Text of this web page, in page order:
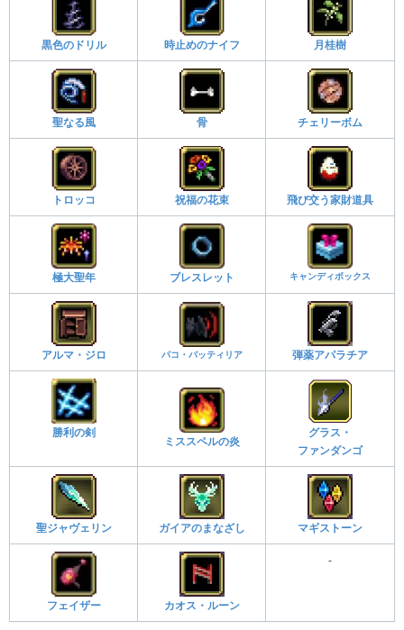
黒色のドリル 時止めのナイフ 月桂樹
聖なる風 骨 チェリーボム
トロッコ 祝福の花束 飛び交う家財道具
極大聖年 ブレスレット キャンディボックス
アルマ・ジロ パコ・バッティリア 弾薬アパラチア
勝利の剣
ミススペルの炎
グラス・
ファンダンゴ
聖ジャヴェリン ガイアのまなざし マギストーン
フェイザー カオス・ルーン
-